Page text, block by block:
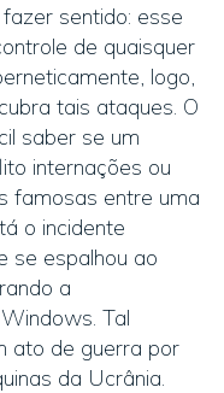
sentido: esse
de quaisquer
logo,
tais ataques. O
saber se um
internações ou
famosas entre uma
o incidente
se espalhou ao
a
Tal
ato de guerra por
da Ucrânia.